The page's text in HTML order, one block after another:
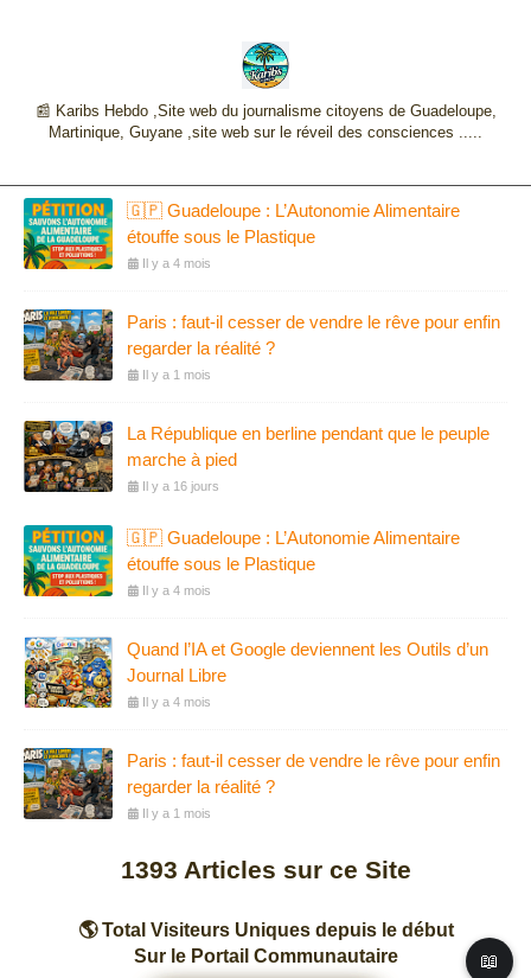
📖
📰 Karibs Hebdo ,Site web du journalisme citoyens de Guadeloupe,
Martinique, Guyane ,site web sur le réveil des consciences .....
🇬🇵 Guadeloupe : L’Autonomie Alimentaire
étouffe sous le Plastique
Il y a 4 mois
Paris : faut-il cesser de vendre le rêve pour enfin
regarder la réalité ?
Il y a 1 mois
La République en berline pendant que le peuple
marche à pied
Il y a 16 jours
🇬🇵 Guadeloupe : L’Autonomie Alimentaire
étouffe sous le Plastique
Il y a 4 mois
Quand l’IA et Google deviennent les Outils d’un
Journal Libre
Il y a 4 mois
Paris : faut-il cesser de vendre le rêve pour enfin
regarder la réalité ?
Il y a 1 mois
1393 Articles sur ce Site
🌎 Total Visiteurs Uniques depuis le début
Sur le Portail Communautaire